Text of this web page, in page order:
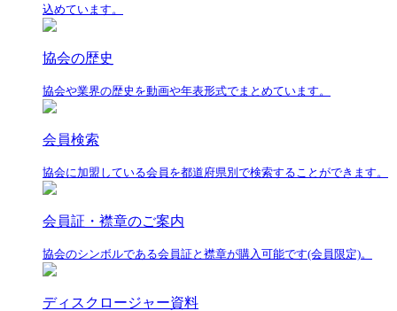
込めています。
協会の歴史
協会や業界の歴史を動画や年表形式でまとめています。
会員検索
協会に加盟している会員を都道府県別で検索することができます。
会員証・襟章のご案内
協会のシンボルである会員証と襟章が購入可能です(会員限定)。
ディスクロージャー資料